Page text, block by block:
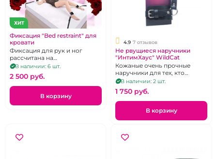
ХИТ
Фиксация "Bed restraint" для
кровати
Фиксация для рук и ног
рассчитана на
полутороспальную кровать
шириной 90-110 см.
В наличии: 6 шт.
2 500 pуб.
В корзину
4.9 7 отзывов
Не рвущиеся наручники
"ИнтимХаус" WildСat
Кожаные очень прочные
наручники для тех, кто
реально любит секс
погорячее.
В наличии: 2 шт.
1 750 pуб.
В корзину